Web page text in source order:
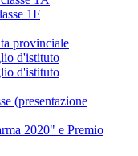
1F
provinciale
d'istituto
d'istituto
(presentazione
2020" e Premio